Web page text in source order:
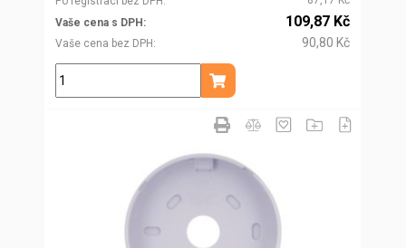
Vaše cena s DPH
Vaše cena bez DPH
109,87 Kč
90,80 Kč
ks
Přidat do košíku